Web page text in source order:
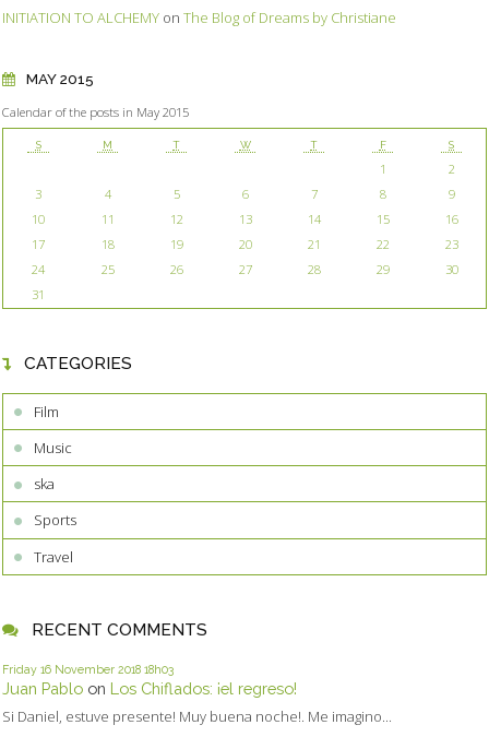
INITIATION TO ALCHEMY on The Blog of Dreams by Christiane
MAY 2015
Calendar of the posts in May 2015
S M T W T F S
1
2
3
4 5 6 7 8
9
10
11 12 13 14 15
16
17
18 19 20 21 22
23
24
25 26 27 28 29
30
31
CATEGORIES
Film
Music
ska
Sports
Travel
RECENT COMMENTS
Friday 16 November 2018 18h03
Juan Pablo on Los Chiflados: ¡el regreso!
Si Daniel, estuve presente! Muy buena noche!. Me imagino...